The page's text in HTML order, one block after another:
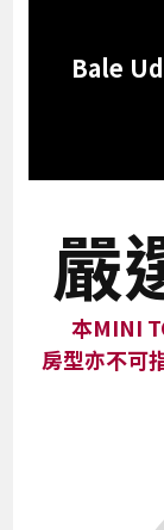
Bale
嚴
本MINI
房型亦不可